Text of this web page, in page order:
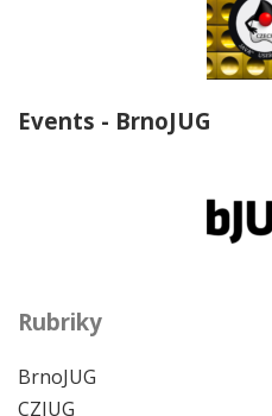
Events - BrnoJUG
Rubriky
BrnoJUG
CZJUG